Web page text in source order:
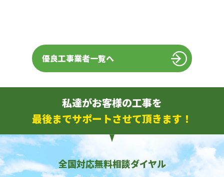
優良工事業者一覧へ
私達がお客様の工事を
最後までサポートさせて頂きます！
全国対応無料相談ダイヤル